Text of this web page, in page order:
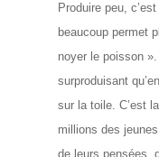
Produire peu,
beaucoup permet
noyer le poisson
surproduisant
sur la toile. C’est
millions des
de leurs pensées,